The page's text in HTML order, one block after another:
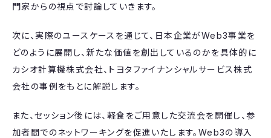
門家からの視点で討論していきます。
次に、実際のユースケースを通じて、日本企業がWeb3事業を
どのように展開し、新たな価値を創出しているのかを具体的に
カシオ計算機株式会社、トヨタファイナンシャルサービス株式
会社の事例をもとに解説します。
また、セッション後には、軽食をご用意した交流会を開催し、参
加者間でのネットワーキングを促進いたします。Web3の導入